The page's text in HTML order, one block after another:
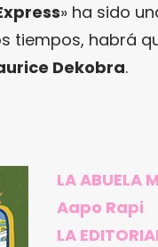
» ha sido
tiempos, habrá
Dekobra.
LA ABUELA
Aapo Rapi
LA